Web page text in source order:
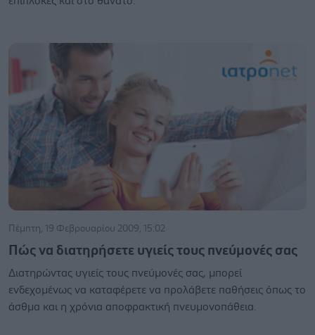
Πέμπτη, 19 Φεβρουαρίου 2009, 15:02
Πώς να διατηρήσετε υγιείς τους πνεύμονές σας
Διατηρώντας υγιείς τους πνεύμονές σας, μπορεί
ενδεχομένως να καταφέρετε να προλάβετε παθήσεις όπως το
άσθμα και η χρόνια αποφρακτική πνευμονοπάθεια.